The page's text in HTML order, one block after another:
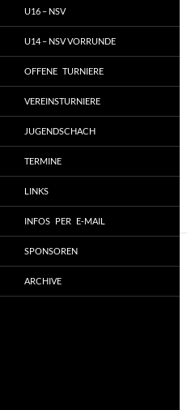
U16 – NSV
U14 – NSV VORRUNDE
OFFENE TURNIERE
VEREINSTURNIERE
JUGENDSCHACH
TERMINE
LINKS
INFOS PER E-MAIL
SPONSOREN
ARCHIVE